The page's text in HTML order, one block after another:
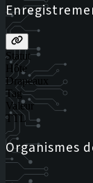
Statut
Hôte
Drapeaux
Tag
Valeur
TTL
Organismes